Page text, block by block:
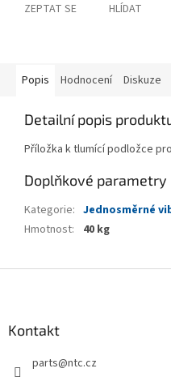
ZEPTAT SE HLÍDAT
Popis Hodnocení Diskuze
Detailní popis
Příložka k tlumící podložce
Doplňkové parametry
Kategorie: Jednosměrné
Hmotnost: 40 kg
Kontakt
parts@ntc.cz